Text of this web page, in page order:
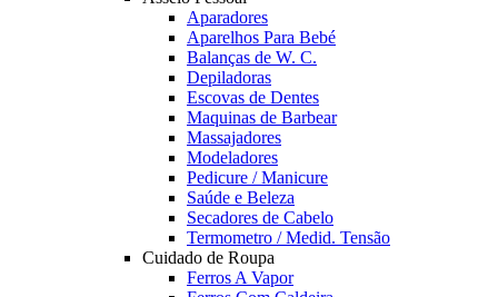
Aparadores
Aparelhos Para Bebé
Balanças de W. C.
Depiladoras
Escovas de Dentes
Maquinas de Barbear
Massajadores
Modeladores
Pedicure / Manicure
Saúde e Beleza
Secadores de Cabelo
Termometro / Medid. Tensão
Cuidado de Roupa
Ferros A Vapor